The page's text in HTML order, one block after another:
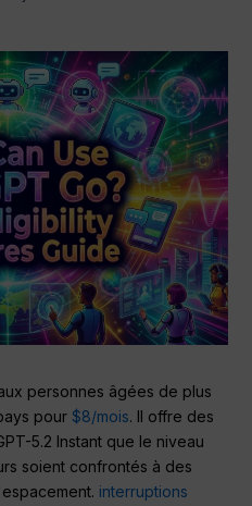
personnes âgées de plus
pour $8/mois. Il offre des
5.2 Instant que le niveau
soient confrontés à des
interruptions